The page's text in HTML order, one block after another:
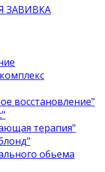
ЗАВИВКА
восстановление"
терапия"
обьема